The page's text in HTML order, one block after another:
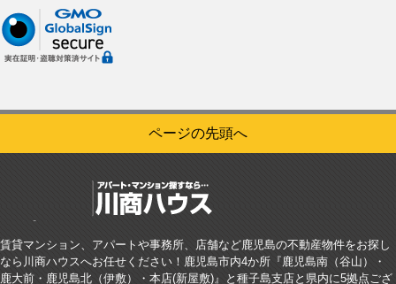
ページの先頭へ
賃貸マンション、アパートや事務所、店舗など鹿児島の不動産物件をお探し
なら川商ハウスへお任せください！鹿児島市内4か所『鹿児島南（谷山）・
鹿大前・鹿児島北（伊敷）・本店(新屋敷)』と種子島支店と県内に5拠点ござ